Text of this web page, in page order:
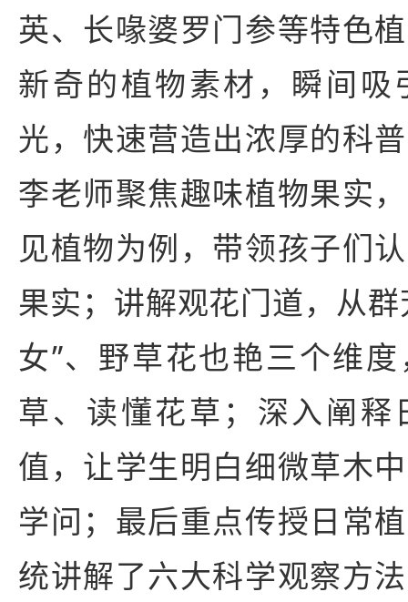
英、长喙婆罗门参等特色
新奇的植物素材，瞬间吸
光，快速营造出浓厚的科
李老师聚焦趣味植物果实
见植物为例，带领孩子们
果实；讲解观花门道，从
女”、野草花也艳三个维
草、读懂花草；深入阐释
值，让学生明白细微草木
学问；最后重点传授日常
统讲解了六大科学观察方